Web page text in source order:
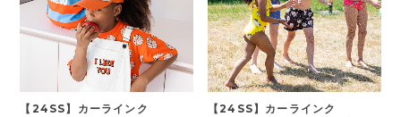
【24SS】カーラインク
【24SS】カーラインク